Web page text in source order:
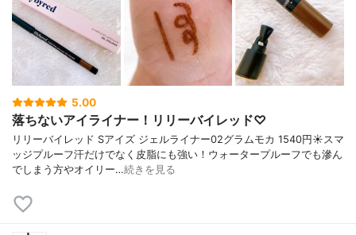
5.00
落ちないアイライナー！リリーバイレッド♡
リリーバイレッド Sアイズ ジェルライナー02グラムモカ 1540円☀️スマ
ッジプルーフ汗だけでなく皮脂にも強い！ウォータープルーフでも滲ん
でしまう方やオイリー…続きを見る